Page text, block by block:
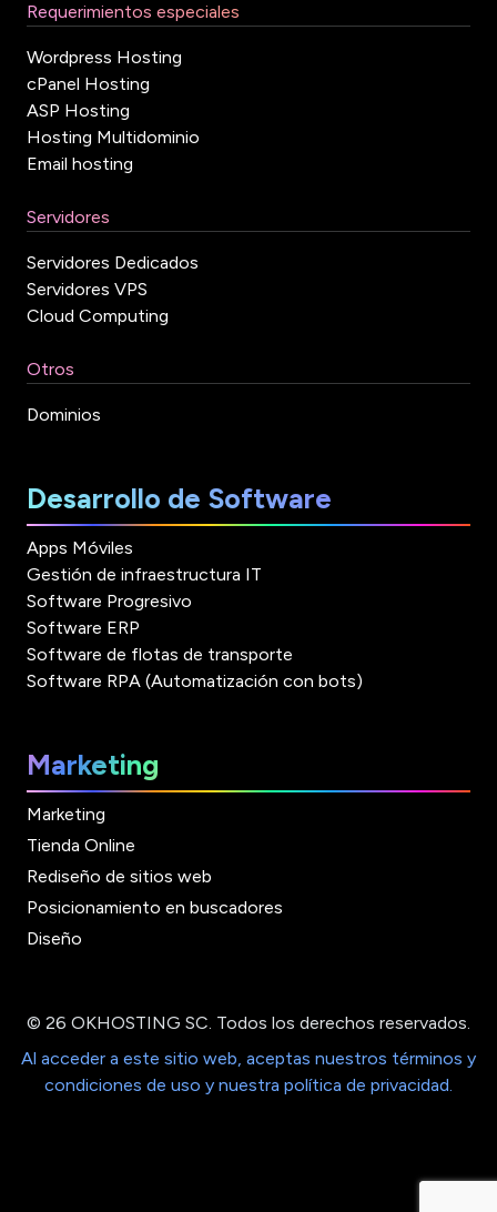
Requerimientos especiales
Wordpress Hosting
cPanel Hosting
ASP Hosting
Hosting Multidominio
Email hosting
Servidores
Servidores Dedicados
Servidores VPS
Cloud Computing
Otros
Dominios
Desarrollo de Software
Apps Móviles
Gestión de infraestructura IT
Software Progresivo
Software ERP
Software de flotas de transporte
Software RPA (Automatización con bots)
Marketing
Marketing
Tienda Online
Rediseño de sitios web
Posicionamiento en buscadores
Diseño
© 26 OKHOSTING SC. Todos los derechos reservados.
Al acceder a este sitio web, aceptas nuestros términos y
condiciones de uso y nuestra política de privacidad.